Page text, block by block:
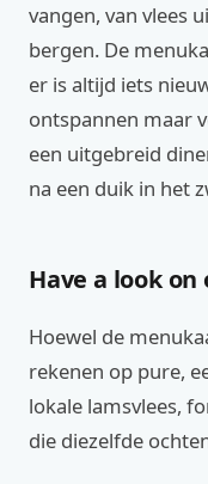
vangen, van vlees
bergen. De
er is altijd iets
ontspannen maar
een uitgebreid
na een duik in het
Have a look
Hoewel de
rekenen op pure,
lokale lamsvlees,
die diezelfde